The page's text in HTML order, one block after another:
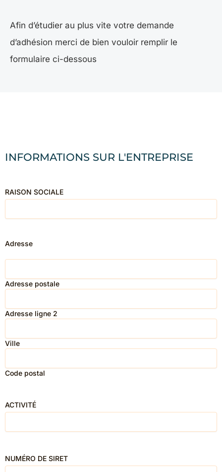
Afin d’étudier au plus vite votre demande
d’adhésion merci de bien vouloir remplir le
formulaire ci-dessous
INFORMATIONS SUR L'ENTREPRISE
RAISON SOCIALE
Adresse
Adresse postale
Adresse ligne 2
Ville
Code postal
ACTIVITÉ
NUMÉRO DE SIRET